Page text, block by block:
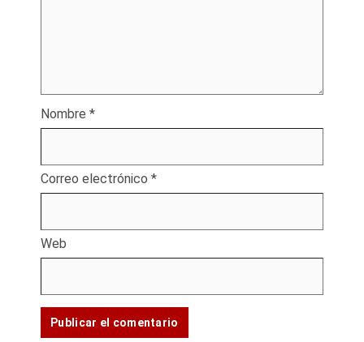
Nombre *
Correo electrónico *
Web